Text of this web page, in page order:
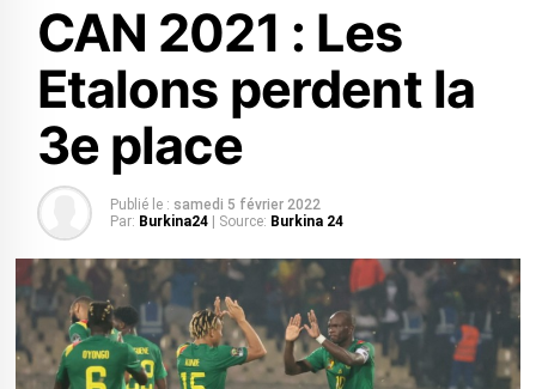
CAN 2021 : Les
Etalons perdent la
3e place
Publié le : samedi 5 février 2022
Par: Burkina24 | Source: Burkina 24